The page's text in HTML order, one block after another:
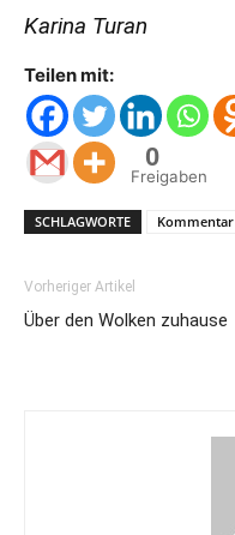
Karina Turan
Teilen mit:
0
Freigaben
SCHLAGWORTE Kommentar
Vorheriger Artikel
Über den Wolken zuhause